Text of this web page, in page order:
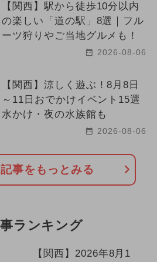
【関西】駅から徒歩10分以内
の楽しい「道の駅」8選｜フル
ーツ狩りやご当地グルメも！
2026-08-06
【関西】涼しく遊ぶ！8月8日
～11日おでかけイベント15選
水かけ・夜の水族館も
2026-08-06
事をもっとみる
ランキング
【関西】2026年8月1